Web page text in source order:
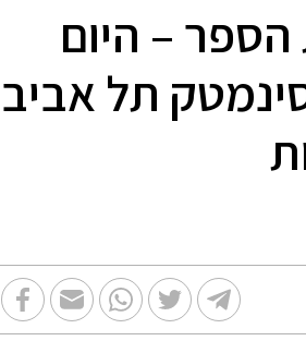
הספר – היום
תל אביב